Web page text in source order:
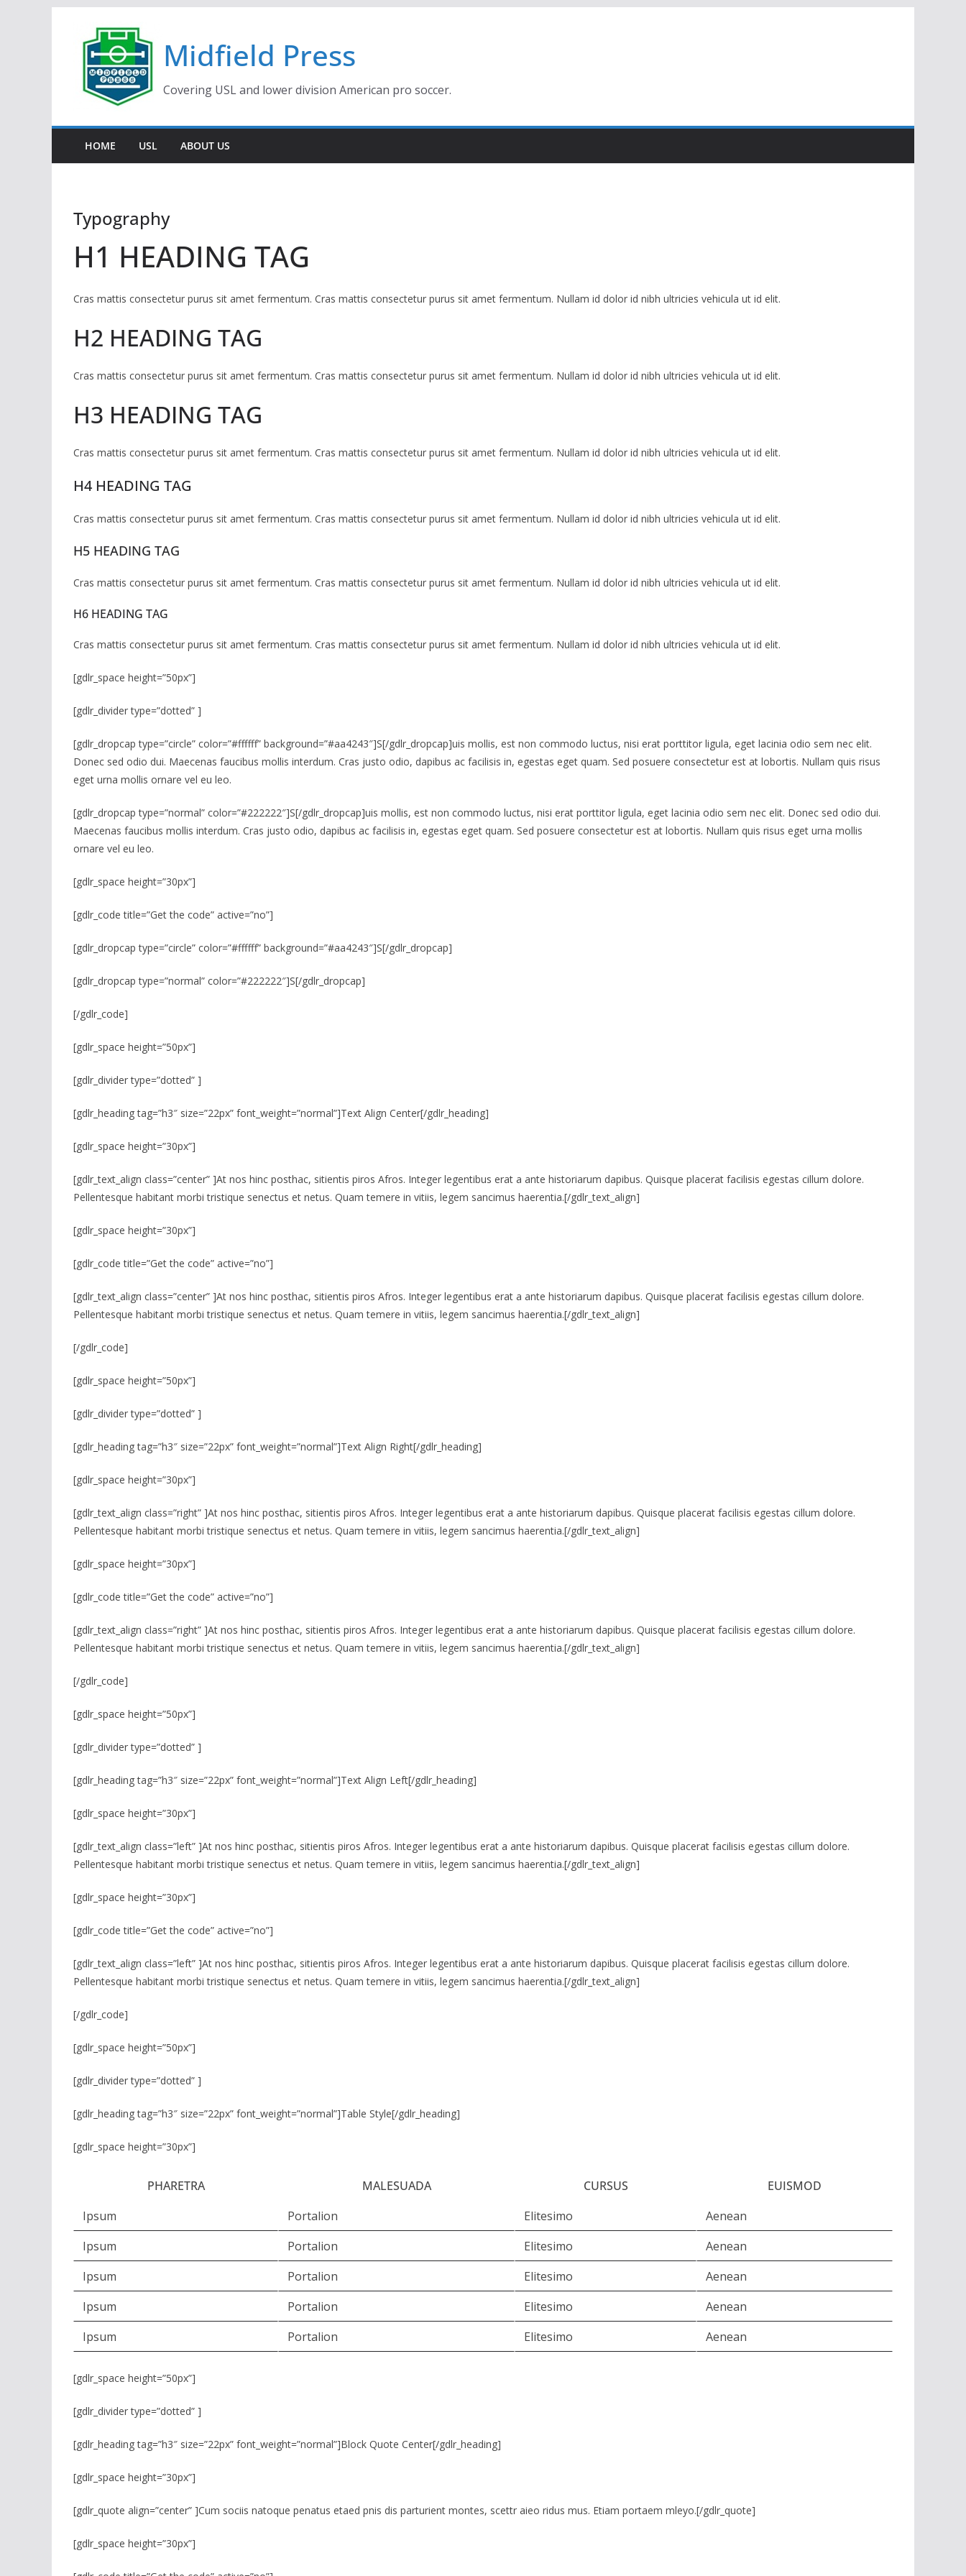
content
Midfield Press
Covering USL and lower division American pro soccer.
HOME USL ABOUT US
Typography
H1 HEADING TAG
Cras mattis consectetur purus sit amet fermentum. Cras mattis consectetur purus sit amet fermentum. Nullam id dolor id nibh ultricies vehicula ut id elit.
H2 HEADING TAG
Cras mattis consectetur purus sit amet fermentum. Cras mattis consectetur purus sit amet fermentum. Nullam id dolor id nibh ultricies vehicula ut id elit.
H3 HEADING TAG
Cras mattis consectetur purus sit amet fermentum. Cras mattis consectetur purus sit amet fermentum. Nullam id dolor id nibh ultricies vehicula ut id elit.
H4 HEADING TAG
Cras mattis consectetur purus sit amet fermentum. Cras mattis consectetur purus sit amet fermentum. Nullam id dolor id nibh ultricies vehicula ut id elit.
H5 HEADING TAG
Cras mattis consectetur purus sit amet fermentum. Cras mattis consectetur purus sit amet fermentum. Nullam id dolor id nibh ultricies vehicula ut id elit.
H6 HEADING TAG
Cras mattis consectetur purus sit amet fermentum. Cras mattis consectetur purus sit amet fermentum. Nullam id dolor id nibh ultricies vehicula ut id elit.
[gdlr_space height=”50px”]
[gdlr_divider type=”dotted” ]
[gdlr_dropcap type=”circle” color=”#ffffff” background=”#aa4243″]S[/gdlr_dropcap]uis mollis, est non commodo luctus, nisi erat porttitor ligula, eget lacinia odio sem nec elit.
Donec sed odio dui. Maecenas faucibus mollis interdum. Cras justo odio, dapibus ac facilisis in, egestas eget quam. Sed posuere consectetur est at lobortis. Nullam quis risus
eget urna mollis ornare vel eu leo.
[gdlr_dropcap type=”normal” color=”#222222″]S[/gdlr_dropcap]uis mollis, est non commodo luctus, nisi erat porttitor ligula, eget lacinia odio sem nec elit. Donec sed odio dui.
Maecenas faucibus mollis interdum. Cras justo odio, dapibus ac facilisis in, egestas eget quam. Sed posuere consectetur est at lobortis. Nullam quis risus eget urna mollis
ornare vel eu leo.
[gdlr_space height=”30px”]
[gdlr_code title=”Get the code” active=”no”]
[gdlr_dropcap type=”circle” color=”#ffffff” background=”#aa4243″]S[/gdlr_dropcap]
[gdlr_dropcap type=”normal” color=”#222222″]S[/gdlr_dropcap]
[/gdlr_code]
[gdlr_space height=”50px”]
[gdlr_divider type=”dotted” ]
[gdlr_heading tag=”h3″ size=”22px” font_weight=”normal”]Text Align Center[/gdlr_heading]
[gdlr_space height=”30px”]
[gdlr_text_align class=”center” ]At nos hinc posthac, sitientis piros Afros. Integer legentibus erat a ante historiarum dapibus. Quisque placerat facilisis egestas cillum dolore.
Pellentesque habitant morbi tristique senectus et netus. Quam temere in vitiis, legem sancimus haerentia.[/gdlr_text_align]
[gdlr_space height=”30px”]
[gdlr_code title=”Get the code” active=”no”]
[gdlr_text_align class=”center” ]At nos hinc posthac, sitientis piros Afros. Integer legentibus erat a ante historiarum dapibus. Quisque placerat facilisis egestas cillum dolore.
Pellentesque habitant morbi tristique senectus et netus. Quam temere in vitiis, legem sancimus haerentia.[/gdlr_text_align]
[/gdlr_code]
[gdlr_space height=”50px”]
[gdlr_divider type=”dotted” ]
[gdlr_heading tag=”h3″ size=”22px” font_weight=”normal”]Text Align Right[/gdlr_heading]
[gdlr_space height=”30px”]
[gdlr_text_align class=”right” ]At nos hinc posthac, sitientis piros Afros. Integer legentibus erat a ante historiarum dapibus. Quisque placerat facilisis egestas cillum dolore.
Pellentesque habitant morbi tristique senectus et netus. Quam temere in vitiis, legem sancimus haerentia.[/gdlr_text_align]
[gdlr_space height=”30px”]
[gdlr_code title=”Get the code” active=”no”]
[gdlr_text_align class=”right” ]At nos hinc posthac, sitientis piros Afros. Integer legentibus erat a ante historiarum dapibus. Quisque placerat facilisis egestas cillum dolore.
Pellentesque habitant morbi tristique senectus et netus. Quam temere in vitiis, legem sancimus haerentia.[/gdlr_text_align]
[/gdlr_code]
[gdlr_space height=”50px”]
[gdlr_divider type=”dotted” ]
[gdlr_heading tag=”h3″ size=”22px” font_weight=”normal”]Text Align Left[/gdlr_heading]
[gdlr_space height=”30px”]
[gdlr_text_align class=”left” ]At nos hinc posthac, sitientis piros Afros. Integer legentibus erat a ante historiarum dapibus. Quisque placerat facilisis egestas cillum dolore.
Pellentesque habitant morbi tristique senectus et netus. Quam temere in vitiis, legem sancimus haerentia.[/gdlr_text_align]
[gdlr_space height=”30px”]
[gdlr_code title=”Get the code” active=”no”]
[gdlr_text_align class=”left” ]At nos hinc posthac, sitientis piros Afros. Integer legentibus erat a ante historiarum dapibus. Quisque placerat facilisis egestas cillum dolore.
Pellentesque habitant morbi tristique senectus et netus. Quam temere in vitiis, legem sancimus haerentia.[/gdlr_text_align]
[/gdlr_code]
[gdlr_space height=”50px”]
[gdlr_divider type=”dotted” ]
[gdlr_heading tag=”h3″ size=”22px” font_weight=”normal”]Table Style[/gdlr_heading]
[gdlr_space height=”30px”]
PHARETRA MALESUADA CURSUS
EUISMOD
Ipsum
Portalion Elitesimo
Aenean
Ipsum
Portalion Elitesimo
Aenean
Ipsum
Portalion Elitesimo
Aenean
Ipsum
Portalion Elitesimo
Aenean
Ipsum
Portalion Elitesimo Aenean
[gdlr_space height=”50px”]
[gdlr_divider type=”dotted” ]
[gdlr_heading tag=”h3″ size=”22px” font_weight=”normal”]Block Quote Center[/gdlr_heading]
[gdlr_space height=”30px”]
[gdlr_quote align=”center” ]Cum sociis natoque penatus etaed pnis dis parturient montes, scettr aieo ridus mus. Etiam portaem mleyo.[/gdlr_quote]
[gdlr_space height=”30px”]